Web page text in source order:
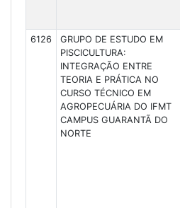
6126
GRUPO DE ESTUDO EM
PISCICULTURA:
INTEGRAÇÃO ENTRE
TEORIA E PRÁTICA NO
CURSO TÉCNICO EM
AGROPECUÁRIA DO IFMT
CAMPUS GUARANTÃ DO
NORTE